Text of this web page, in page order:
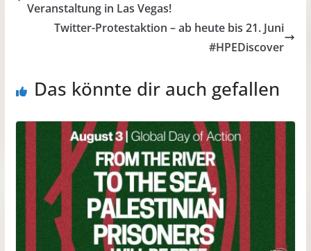
Veranstaltung in Las Vegas!
Twitter-Protestaktion – ab heute bis 21. Juni
#HPEDiscover
Das könnte dir auch gefallen